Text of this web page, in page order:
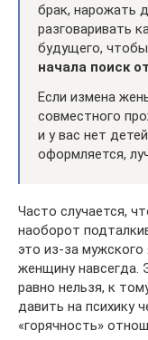
брак, нарожать
разговаривать
будущего, чтобы
начала поиск
Если измена
совместного
и у вас нет
оформляется,
Часто случается,
наоборот
это из-за мужского
женщину навсегда.
равно нельзя, к
давить на психику
«горячность»